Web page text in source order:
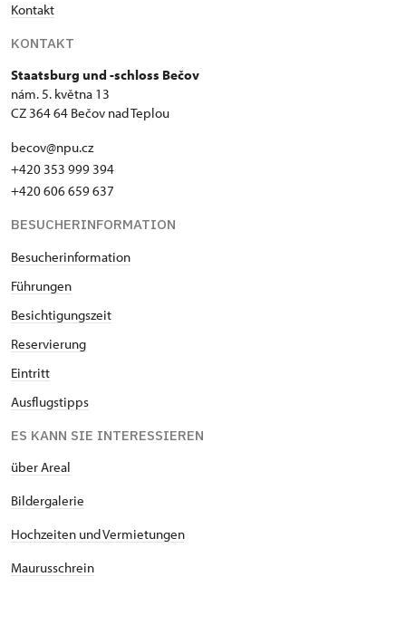
Kontakt
KONTAKT
Staatsburg und -schloss Bečov
nám. 5. května 13
CZ 364 64 Bečov nad Teplou
becov@npu.cz
+420 353 999 394
+420 606 659 637
BESUCHERINFORMATION
Besucherinformation
Führungen
Besichtigungszeit
Reservierung
Eintritt
Ausflugstipps
ES KANN SIE INTERESSIEREN
über Areal
Bildergalerie
Hochzeiten und Vermietungen
Maurusschrein